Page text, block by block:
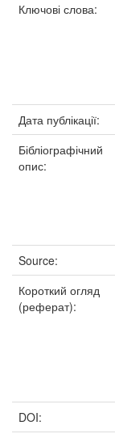
Ключові слова:
Дата публікації:
Бібліографічний
опис:
Source:
Короткий огляд
(реферат):
DOI: